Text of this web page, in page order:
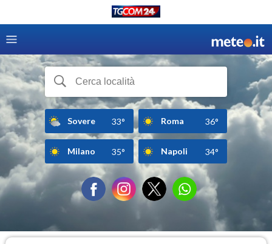
Sovere 33° Roma 36°
Milano 35° Napoli 34°